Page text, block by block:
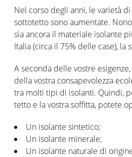
Nel corso degli anni, le varietà
sottotetto sono aumentate.
sia ancora il materiale isolante
Italia (circa il 75% delle case), la
A seconda delle vostre
della vostra consapevolezza
tra molti tipi di isolanti. Quindi,
tetto e la vostra soffitta, potete
Un isolante sintetico;
Un isolante minerale;
Un isolante naturale di